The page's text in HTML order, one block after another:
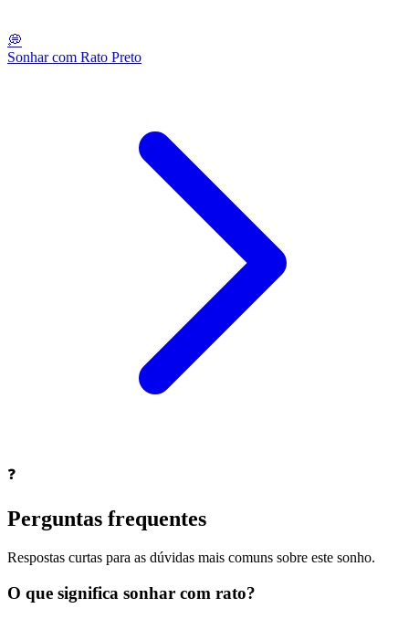
💭
Sonhar com Rato Preto
❓
Perguntas frequentes
Respostas curtas para as dúvidas mais comuns sobre este sonho.
O que significa sonhar com rato?